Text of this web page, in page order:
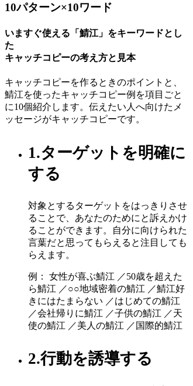
10パターン×10ワード
いますぐ使える「鯖江」をキーワードとし
た
キャッチコピーの考え方と見本
キャッチコピーを作るときのポイントと、
鯖江を使ったキャッチコピー例を項目ごと
に10個紹介します。伝えたい人へ向けたメ
ッセージがキャッチコピーです。
1.ターゲットを明確に
する
対象とするターゲットをはっきりさせ
ることで、あなたのためにと訴えかけ
ることができます。自分に向けられた
言葉だと思ってもらえると注目しても
らえます。
例： 女性が喜ぶ鯖江 ／50歳を超えた
ら鯖江 ／○○地域密着の鯖江 ／鯖江好
きにはたまらない ／はじめての鯖江
／会社帰りに鯖江 ／子供の鯖江 ／天
使の鯖江 ／美人の鯖江 ／国際的鯖江
2.行動を誘導する